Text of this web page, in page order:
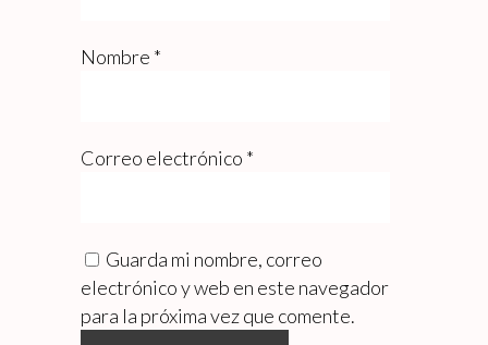
Nombre *
Correo electrónico *
Guarda mi nombre, correo
electrónico y web en este navegador
para la próxima vez que comente.